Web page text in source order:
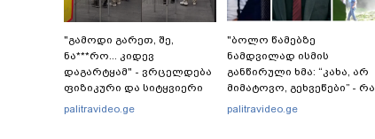
"გამოდი გარეთ, შე,
ნა***რო... კიდევ
დაგარტყამ" - ვრცელდება
ფიზიკური და სიტყვიერი
დაპირისპირების კადრები
palitravideo.ge
"ბოლო წამებზე
ნამდვილად ისმის
განწირული ხმა: “კახა, არ
მიმატოვო, გეხვეწები” - რა
წერს და რა ვიდეოს
palitravideo.ge